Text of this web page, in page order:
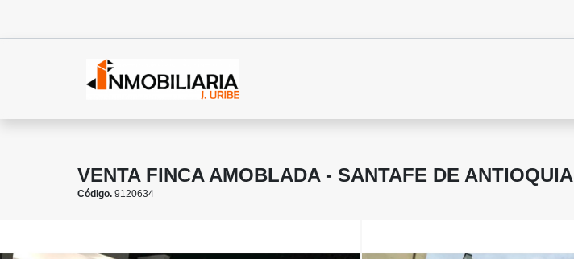
VENTA FINCA AMOBLADA - SANTAFE DE ANTIOQUIA
Código. 9120634